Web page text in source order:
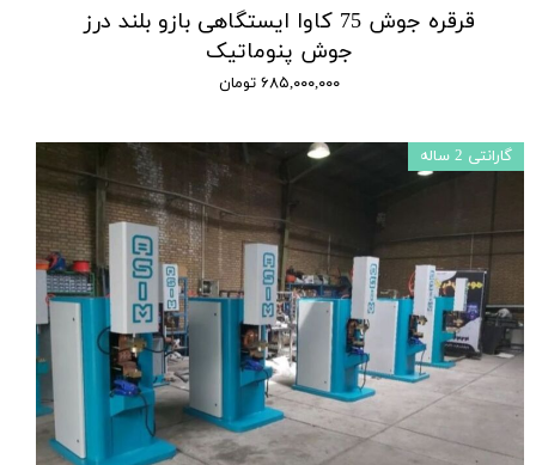
قرقره جوش 75 کاوا ایستگاهی بازو بلند درز
جوش پنوماتیک
۶۸۵,۰۰۰,۰۰۰ تومان
گارانتی 2 ساله